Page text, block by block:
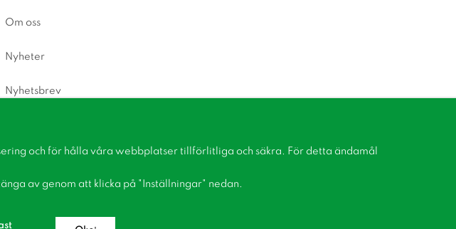
Om oss
Nyheter
Nyhetsbrev
Inspiration
och för hålla våra webbplatser tillförlitliga och säkra. För detta ändamål
av genom att klicka på "Inställningar" nedan.